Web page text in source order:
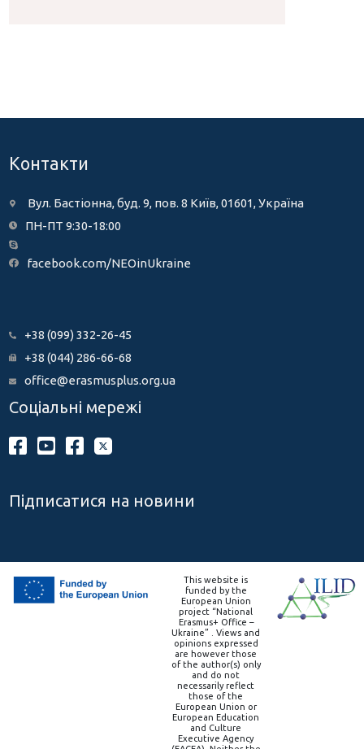
Контакти
Вул. Бастіонна, буд. 9, пов. 8 Київ, 01601, Україна
ПН-ПТ 9:30-18:00
facebook.com/NEOinUkraine
+38 (099) 332-26-45
+38 (044) 286-66-68
office@erasmusplus.org.ua
Соціальні мережі
Підписатися на новини
This website is
funded by the
European Union
project “National
Erasmus+ Office –
Ukraine” . Views and
opinions expressed
are however those
of the author(s) only
and do not
necessarily reflect
those of the
European Union or
European Education
and Culture
Executive Agency